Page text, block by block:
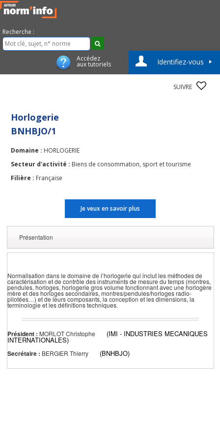
Recherche :
Accédez
aux tutoriels Identifiez-vous
SUIVRE
Horlogerie
BNHBJO/1
Domaine : HORLOGERIE
Secteur d'activité : Biens de consommation, sport et tourisme
Filière : Française
Je veux en savoir plus
Présentation
Normalisation dans le domaine de l’horlogerie qui inclut les méthodes de
caractérisation et de contrôle des instruments de mesure du temps (montres,
pendules, horloges, horlogerie gros volume fonctionnant avec une horlogère
mère et des horloges secondaires, montres/pendules/horloges radio-
pilotées…) et de leurs composants, la conception et les dimensions, la
terminologie et les définitions techniques.
Président : MORLOT Christophe (IMI - INDUSTRIES MECANIQUES
INTERNATIONALES)
Secrétaire : BERGIER Thierry (BNHBJO)